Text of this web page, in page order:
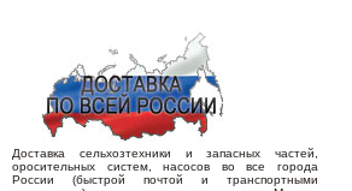
Доставка сельхозтехники и запасных частей,
оросительных систем, насосов во все города
России (быстрой почтой и транспортными